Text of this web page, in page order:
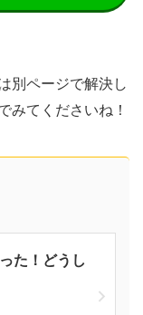
別ページで解決し
みてくださいね！
た！どうし